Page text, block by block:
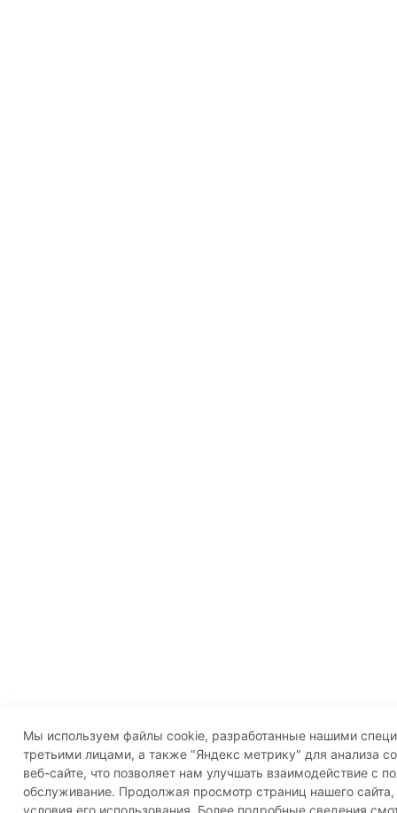
Мы используем файлы cookie, разработанные нашими
третьими лицами, а также "Яндекс метрику" для анализа
веб-сайте, что позволяет нам улучшать взаимодействие с
обслуживание. Продолжая просмотр страниц нашего
условия его использования. Более подробные сведения